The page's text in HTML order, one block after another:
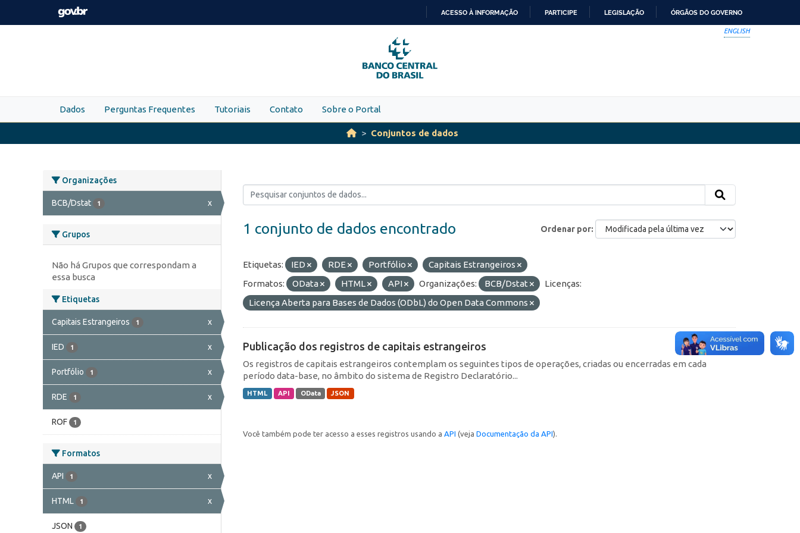
Skip to main content
PARA
O
CONTEÚDO
ACESSO À INFORMAÇÃO PARTICIPE LEGISLAÇÃO ÓRGÃOS DO GOVERNO
ENGLISH
Dados Perguntas Frequentes Tutoriais Contato Sobre o Portal
Conjuntos de dados
Organizações
BCB/Dstat 1 x
Grupos
Não há Grupos que correspondam a
essa busca
Etiquetas
Capitais Estrangeiros 1 x
IED 1 x
Portfólio 1 x
RDE 1 x
ROF 1
Formatos
API 1 x
HTML 1 x
JSON 1
Ordenar por
1 conjunto de dados encontrado
Etiquetas: IED RDE Portfólio
Capitais Estrangeiros
Formatos:
OData HTML API Organizações: BCB/Dstat
Licenças:
Licença Aberta para Bases de Dados (ODbL) do Open Data Commons
Publicação dos registros de capitais estrangeiros
Os registros de capitais estrangeiros contemplam os seguintes tipos de operações, criadas ou encerradas em cada
período data-base, no âmbito do sistema de Registro Declaratório...
HTML API OData JSON
Você também pode ter acesso a esses registros usando a API (veja Documentação da API).